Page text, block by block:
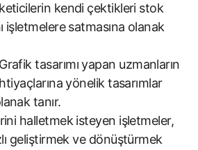
kendi çektikleri stok
işletmelere satmasına olanak
tasarımı yapan uzmanların
yönelik tasarımlar
tanır.
halletmek isteyen işletmeler,
geliştirmek ve dönüştürmek